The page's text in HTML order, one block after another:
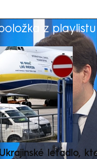
z playlistu
letadlo,